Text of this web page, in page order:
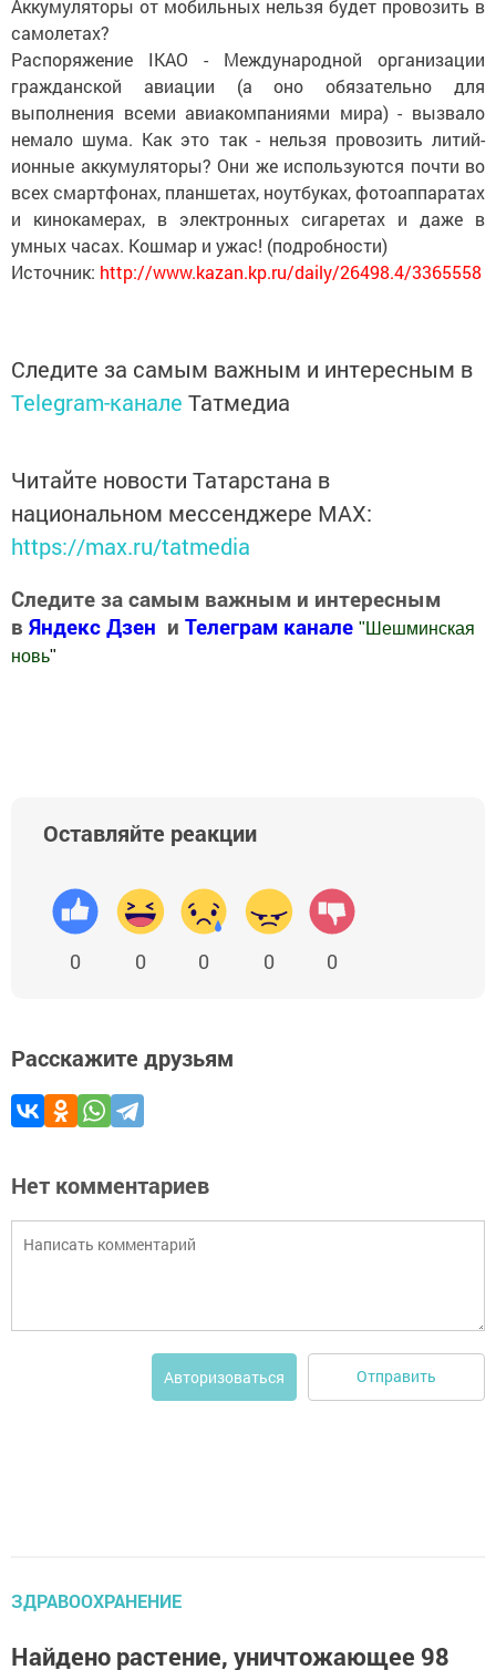
Аккумуляторы от мобильных нельзя будет провозить в
самолетах?
Распоряжение IKAO - Международной организации
гражданской авиации (а оно обязательно для
выполнения всеми авиакомпаниями мира) - вызвало
немало шума. Как это так - нельзя провозить литий-
ионные аккумуляторы? Они же используются почти во
всех смартфонах, планшетах, ноутбуках, фотоаппаратах
и кинокамерах, в электронных сигаретах и даже в
умных часах. Кошмар и ужас! (подробности)
Источник: http://www.kazan.kp.ru/daily/26498.4/3365558
Следите за самым важным и интересным в
Telegram-канале Татмедиа
Читайте новости Татарстана в
национальном мессенджере MАХ:
https://max.ru/tatmedia
Следите за самым важным и интересным
в Яндекс Дзен и Телеграм канале " Шешминская
новь"
Оставляйте реакции
0 0 0 0 0
Расскажите друзьям
Нет комментариев
Авторизоваться Отправить
ЗДРАВООХРАНЕНИЕ
Найдено растение, уничтожающее 98